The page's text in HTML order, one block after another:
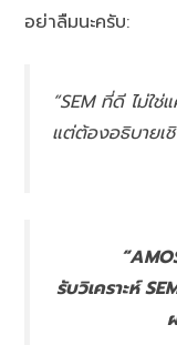
อย่าลืมนะครับ:
“SEM ที่ดี ไม่ใ
แต่ต้องอธิบายเ
รับวิเคราะห์